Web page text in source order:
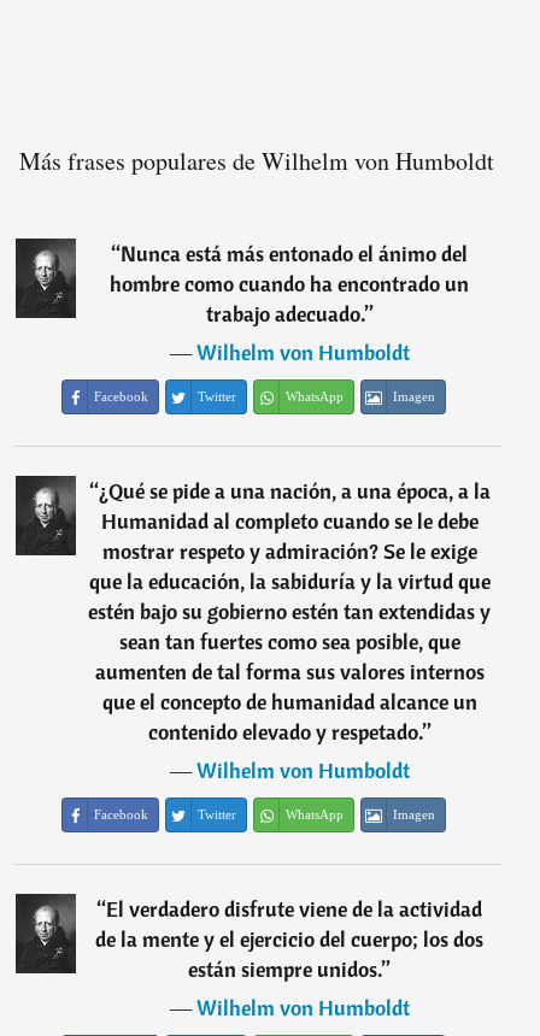
Más frases populares de Wilhelm von Humboldt
“Nunca está más entonado el ánimo del
hombre como cuando ha encontrado un
trabajo adecuado.”
―Wilhelm von Humboldt
Facebook Twitter WhatsApp Imagen
“¿Qué se pide a una nación, a una época, a la
Humanidad al completo cuando se le debe
mostrar respeto y admiración? Se le exige
que la educación, la sabiduría y la virtud que
estén bajo su gobierno estén tan extendidas y
sean tan fuertes como sea posible, que
aumenten de tal forma sus valores internos
que el concepto de humanidad alcance un
contenido elevado y respetado.”
―Wilhelm von Humboldt
Facebook Twitter WhatsApp Imagen
“El verdadero disfrute viene de la actividad
de la mente y el ejercicio del cuerpo; los dos
están siempre unidos.”
―Wilhelm von Humboldt